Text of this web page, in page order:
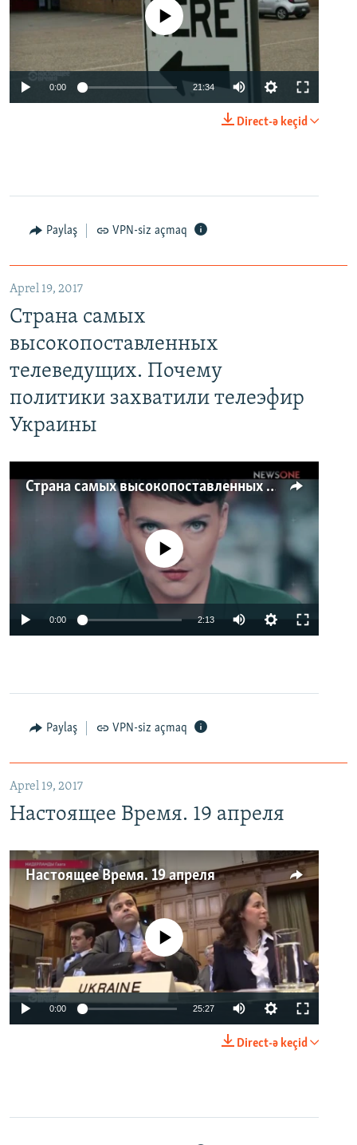
No media source currently available
0:00 21:34
Direct-ə keçid
Paylaş VPN-siz açmaq
Aprel 19, 2017
Страна самых
высокопоставленных
телеведущих. Почему
политики захватили телеэфир
Украины
Страна самых высокопоставленных телеведущих. Почему политики захватили телеэфир Украины
No media source currently available
0:00 2:13
Paylaş VPN-siz açmaq
Aprel 19, 2017
Настоящее Время. 19 апреля
Настоящее Время. 19 апреля
No media source currently available
0:00 25:27
Direct-ə keçid